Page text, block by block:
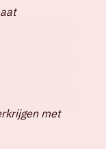
met